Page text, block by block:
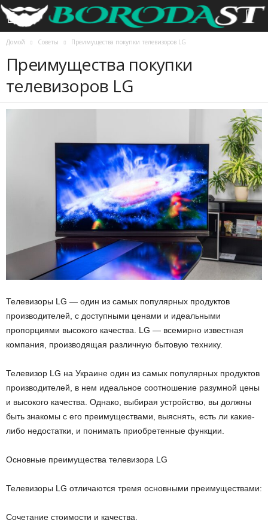
Домой Советы Преимущества покупки телевизоров LG
Преимущества покупки
телевизоров LG
Телевизоры LG — один из самых популярных продуктов
производителей, с доступными ценами и идеальными
пропорциями высокого качества. LG — всемирно известная
компания, производящая различную бытовую технику.
Телевизор LG на Украине один из самых популярных продуктов
производителей, в нем идеальное соотношение разумной цены
и высокого качества. Однако, выбирая устройство, вы должны
быть знакомы с его преимуществами, выяснять, есть ли какие-
либо недостатки, и понимать приобретенные функции.
Основные преимущества телевизора LG
Телевизоры LG отличаются тремя основными преимуществами:
Сочетание стоимости и качества.